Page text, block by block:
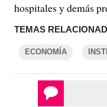
hospitales y demás
TEMAS
ECONOMÍA